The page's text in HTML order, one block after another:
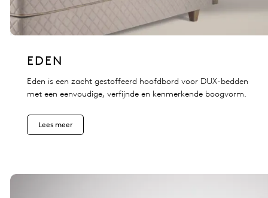
EDEN
Eden is een zacht gestoffeerd hoofdbord voor DUX-bedden
met een eenvoudige, verfijnde en kenmerkende boogvorm.
Lees meer